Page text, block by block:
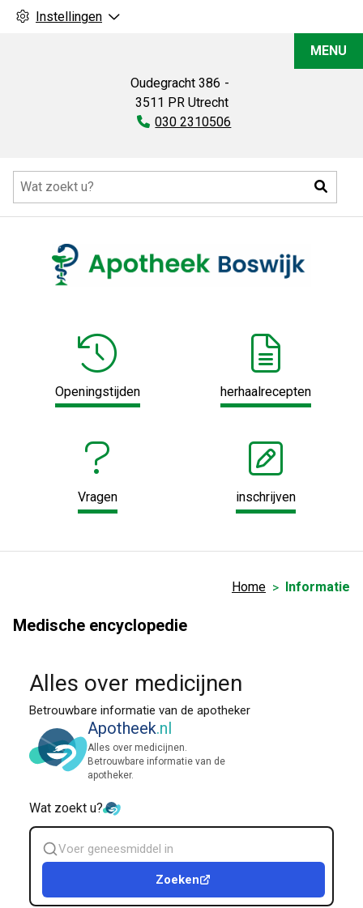
Instellingen
Oudegracht 386
3511 PR Utrecht
Tel:
030 2310506
MENU
Openingstijden herhaalrecepten
Vragen inschrijven
Home Informatie
Medische encyclopedie
Alles over medicijnen
Betrouwbare informatie van de apotheker
Apotheek.nl
Alles over medicijnen.
Betrouwbare informatie van de
apotheker.
Wat zoekt u?
Zoek
geneesmiddel
Zoeken